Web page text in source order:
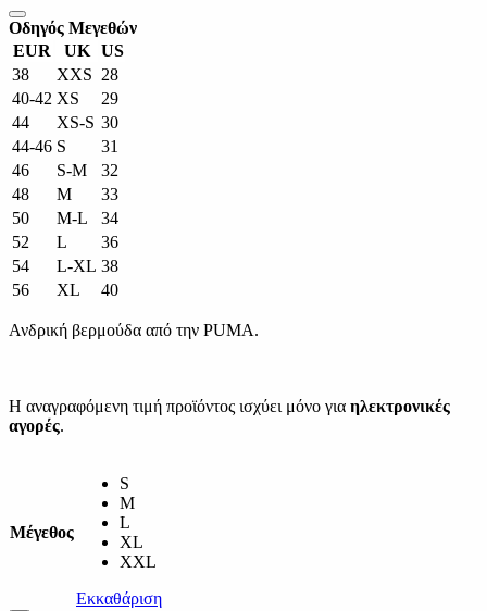
Οδηγός Μεγεθών
EUR
UK
US
38
XXS 28
40-42 XS
29
44
XS-S 30
44-46 S
31
46
S-M
32
48
M
33
50
M-L
34
52
L
36
54
L-XL 38
56
XL 40
Ανδρική βερμούδα από την PUMA.
Η αναγραφόμενη τιμή προϊόντος ισχύει μόνο για ηλεκτρονικές
αγορές.
Μέγεθος
S
M
L
XL
XXL
Εκκαθάριση